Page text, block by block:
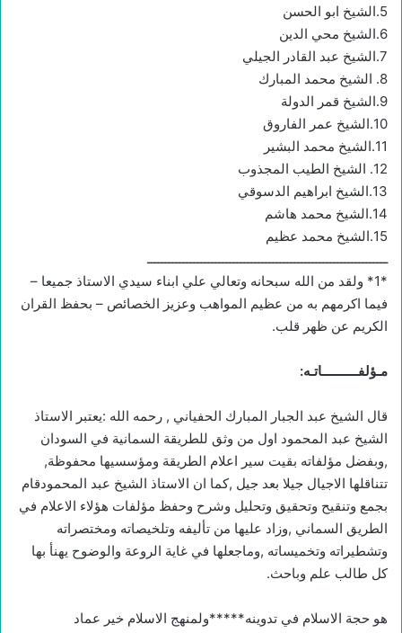
5.الشيخ ابو الحسن
6.الشيخ محي الدين
7.الشيخ عبد القادر الجيلي
8. الشيخ محمد المبارك
9.الشيخ قمر الدولة
10.الشيخ عمر الفاروق
11.الشيخ محمد البشير
12. الشيخ الطيب المجذوب
13.الشيخ ابراهيم الدسوقي
14.الشيخ محمد هاشم
15.الشيخ محمد عظيم
ـــــــــــــــــــــــــــــــــــــــــــــــــــــــــــــــــــ
*1* ولقد من الله سبحانه وتعالي علي ابناء سيدي الاستاذ جميعا –
فيما اكرمهم به من عظيم المواهب وعزيز الخصائص – بحفظ القران
الكريم عن ظهر قلب.
مـؤلفــــــــــاتـه:
قال الشيخ عبد الجبار المبارك الحفياني , رحمه الله :يعتبر الاستاذ
الشيخ عبد المحمود اول من وثق للطريقة السمانية في السودان
,وبفضل مؤلفاته بقيت سير اعلام الطريقة ومؤسسيها محفوظة,
تتناقلها الاجيال جيلا بعد جيل ,كما ان الاستاذ الشيخ عبد المحمودقام
بجمع وتنقيح وتحقيق وتحليل وشرح وحفظ مؤلفات هؤلاء الاعلام في
الطريق السماني ,وزاد عليها من تأليفه وتلخيصاته ومختصراته
وتشطيراته وتخميساته ,وماجعلها في غاية الروعة والوضوح يهنأ بها
كل طالب علم وباحث.
هو حجة الاسلام في تدوينه*****ولمنهج الاسلام خير عماد